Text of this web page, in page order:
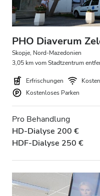
Kostenloser
Preis
0 - 100 EUR
200 - 300 EUR
300+ EUR
Schichten
PHO Diaverum
Skopje, Nord-Mazedonien
3,05 km vom Stadtzentrum
Erfrischungen
Kostenloses Parken
Pro Behandlung
HD-Dialyse 200 €
HDF-Dialyse 250 €